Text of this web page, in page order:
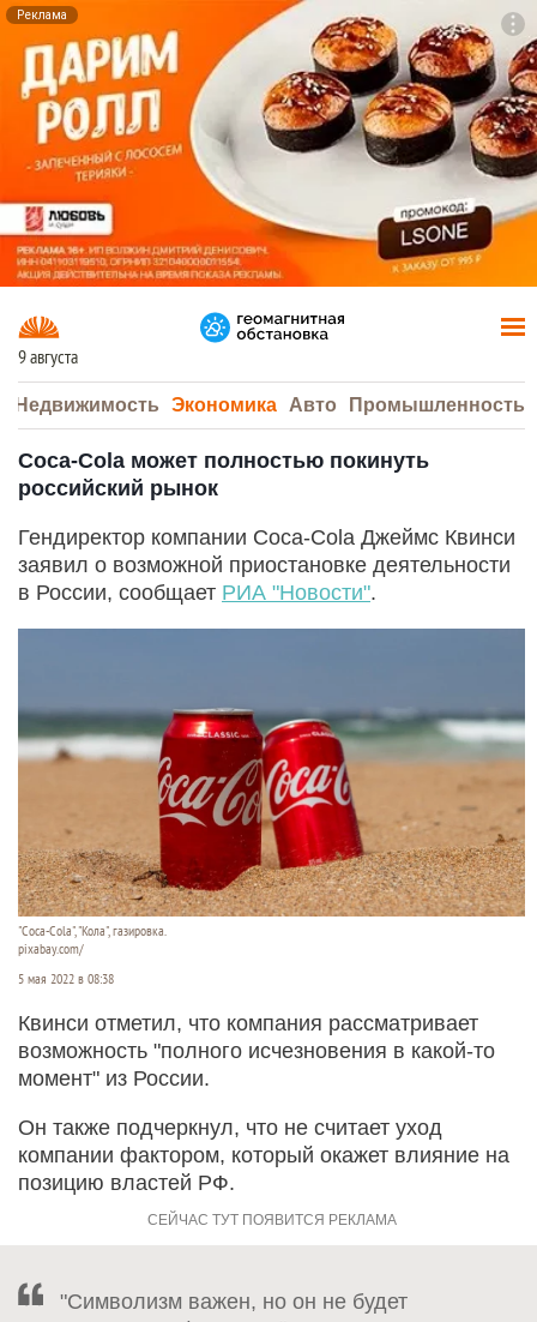
Реклама
9 августа
Недвижимость Экономика Авто Промышленность
Coca-Cola может полностью покинуть
российский рынок
Гендиректор компании Coca-Cola Джеймс Квинси
заявил о возможной приостановке деятельности
в России, сообщает РИА "Новости".
"Coca-Cola", "Кола", газировка.
pixabay.com/
5 мая 2022 в 08:38
Квинси отметил, что компания рассматривает
возможность "полного исчезновения в какой-то
момент" из России.
Он также подчеркнул, что не считает уход
компании фактором, который окажет влияние на
позицию властей РФ.
"Символизм важен, но он не будет